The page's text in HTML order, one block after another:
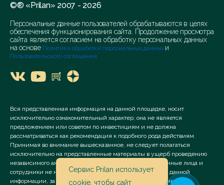
©® «Prilan» 2007 - 2026
Персональные данные пользователей обрабатываются в целях
обеспечения функционирования сайта. Продолжение просмотра
сайта является согласием на обработку персональных данных
на основе Политика обработки персональных данных и
Пользовательского соглашения
Вся представленная информация на данной площадке, носит
исключительно ознакомительный характер; она не является
предложением или советом по инвестициям и не должна
рассматриваться как рекомендация к подобного рода действиям.
Принимая во внимание вышесказанное, не следует полагаться
исключительно на представленные материалы в ущерб проведению
независимого анализа. Сервис «Prilan» его аффилированные лица и
сотрудники не несут ответственности за использование данной
информации, за прямой или косвенный ущерб, наступивший
Сервис Prilan использует
cookie , чтобы сайт